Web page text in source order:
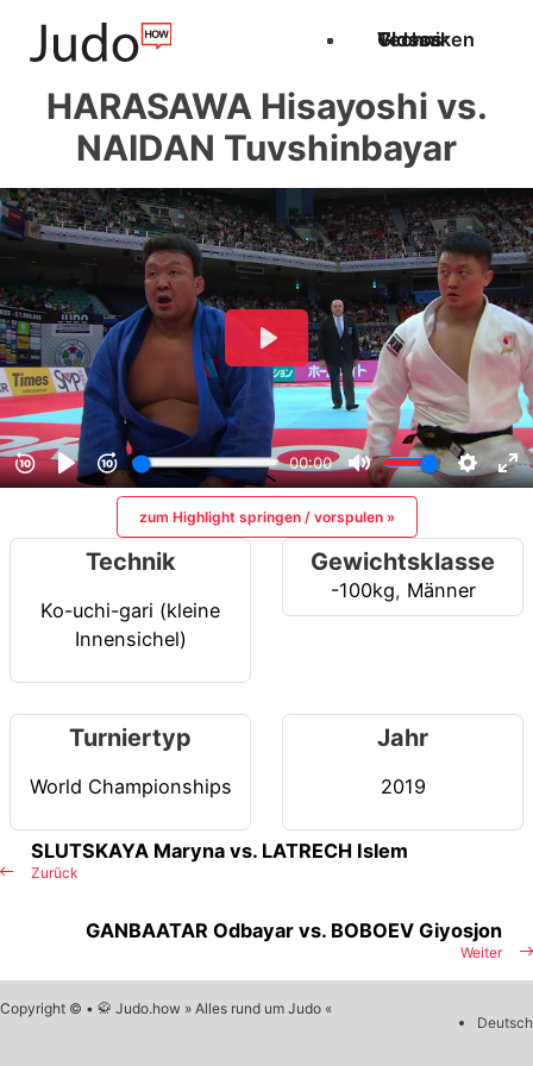
Techniken
Videos
Glossar
HARASAWA Hisayoshi vs.
NAIDAN Tuvshinbayar
zum Highlight springen / vorspulen »
Technik
Ko-uchi-gari (kleine
Innensichel)
Gewichtsklasse
-100kg, Männer
Turniertyp
World Championships
Jahr
2019
Zurück
SLUTSKAYA Maryna vs. LATRECH Islem
Weiter
GANBAATAR Odbayar vs. BOBOEV Giyosjon
Copyright © • 🥋 Judo.how » Alles rund um Judo «
Deutsch